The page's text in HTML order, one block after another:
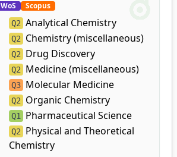
WoS Scopus
Q2 Analytical Chemistry
Q2 Chemistry (miscellaneous)
Q2 Drug Discovery
Q2 Medicine (miscellaneous)
Q3 Molecular Medicine
Q2 Organic Chemistry
Q1 Pharmaceutical Science
Q2 Physical and Theoretical
Chemistry